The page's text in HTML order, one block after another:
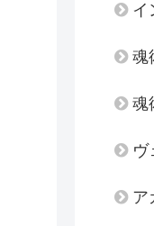
イ
魂
魂
ヴ
ア